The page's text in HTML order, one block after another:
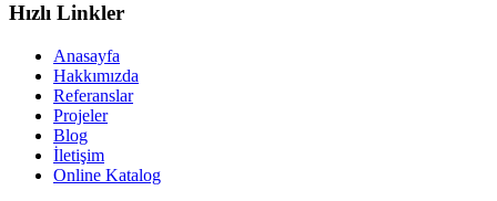
Hızlı Linkler
Anasayfa
Hakkımızda
Referanslar
Projeler
Blog
İletişim
Online Katalog